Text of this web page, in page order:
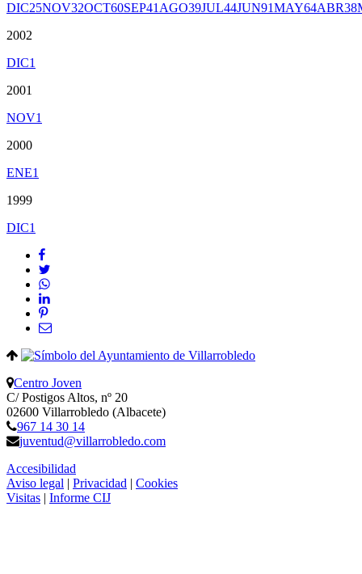
DIC25NOV32OCT60SEP41AGO39JUL44JUN91MAY64ABR38
2002
DIC1
2001
NOV1
2000
ENE1
1999
DIC1
Centro Joven
C/ Postigos Altos, nº 20
02600 Villarrobledo (Albacete)
967 14 30 14
juventud@villarrobledo.com
Accesibilidad
Aviso legal | Privacidad | Cookies
Visitas | Informe CIJ